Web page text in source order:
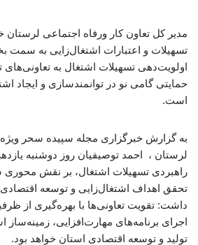
مدیر کل تعاون کار ورفاه اجتماعی لرستان
تسهیلات و اعتبارات اشتغال‌زایی به
اولویت‌دهی تسهیلات اشتغال به
حمایتی گامی نو در توانمندسازی و ایجاد
است.
به گزارش خبرگزاری مجله سپیده سحر
لرستان ، احمد توصیفیان روز دوشنبه
راهبردی تسهیلات اشتغال، بر نقش محوری
تحقق اهداف اشتغال‌زایی و توسعه اقتصادی
داشت: تقویت تعاونی‌ها با بهره‌گیری از
اجرای برنامه‌های مهارت‌افزایی، زمینه‌ساز
تولید و توسعه اقتصادی استان خواهد بود.